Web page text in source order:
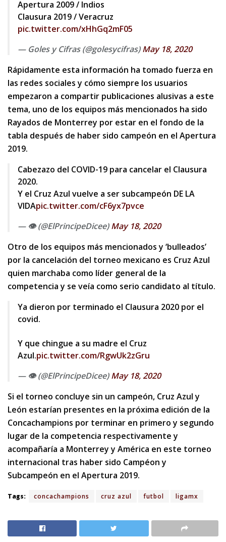
Apertura 2009 / Indios
Clausura 2019 / Veracruz
pic.twitter.com/xHhGq2mF05
— Goles y Cifras (@golesycifras)May 18, 2020
Rápidamente esta información ha tomado fuerza en
las redes sociales y cómo siempre los usuarios
empezaron a compartir publicaciones alusivas a este
tema, uno de los equipos más mencionados ha sido
Rayados de Monterrey por estar en el fondo de la
tabla después de haber sido campeón en el Apertura
2019.
Cabezazo del COVID-19 para cancelar el Clausura
2020.
Y el Cruz Azul vuelve a ser subcampeón DE LA
VIDApic.twitter.com/cF6yx7pvce
— 👁 (@ElPrincipeDicee)May 18, 2020
Otro de los equipos más mencionados y ‘bulleados’
por la cancelación del torneo mexicano es Cruz Azul
quien marchaba como líder general de la
competencia y se veía como serio candidato al título.
Ya dieron por terminado el Clausura 2020 por el
covid.
Y que chingue a su madre el Cruz
Azul.pic.twitter.com/RgwUk2zGru
— 👁 (@ElPrincipeDicee)May 18, 2020
Si el torneo concluye sin un campeón, Cruz Azul y
León estarían presentes en la próxima edición de la
Concachampions por terminar en primero y segundo
lugar de la competencia respectivamente y
acompañaría a Monterrey y América en este torneo
internacional tras haber sido Campéon y
Subcampeón en el Apertura 2019.
Tags: concachampions cruz azul futbol ligamx